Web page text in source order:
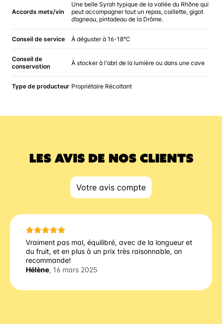
Accords mets/vin
Une belle Syrah typique de la vallée du Rhône qui
peut accompagner tout un repas, caillette, gigot
d’agneau, pintadeau de la Drôme.
Conseil de service À déguster à 16-18°C
Conseil de
conservation
À stocker à l'abri de la lumière ou dans une cave
Type de producteur Propriétaire Récoltant
LES AVIS DE NOS CLIENTS
Votre avis compte
Vraiment pas mal, équilibré, avec de la longueur et
du fruit, et en plus à un prix très raisonnable, on
recommande!
Hélène, 16 mars 2025